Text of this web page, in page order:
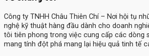
Công ty TNHH Châu Thiên Chí– Nơi hội tụ
nghệ kỹ thuật hàng đầu dành cho doanh
tôi tiên phong trong việc cung cấp các dòng
mang tính đột phá mang lại hiệu quả tinh tế